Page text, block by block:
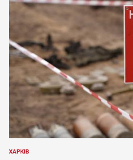
ОПУБЛІКУВАТИ
ХАРКІВ